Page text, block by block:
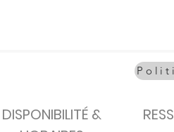
DISPONIBILITÉ &